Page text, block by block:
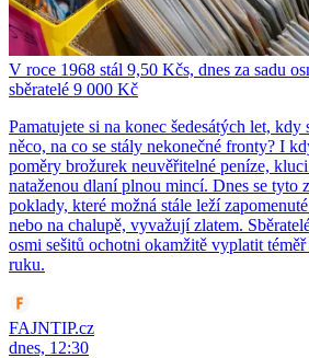
V roce 1968 stál 9,50 Kčs, dnes za sadu
sběratelé 9 000 Kč
Pamatujete si na konec šedesátých let,
něco, na co se stály nekonečné fronty? I
poměry brožurek neuvěřitelné peníze,
nataženou dlaní plnou mincí. Dnes se tyto
poklady, které možná stále leží
nebo na chalupě, vyvažují zlatem.
osmi sešitů ochotni okamžitě vyplatit
ruku.
FAJNTIP.cz
dnes, 12:30